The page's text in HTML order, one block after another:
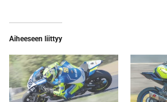
Aiheeseen liittyy